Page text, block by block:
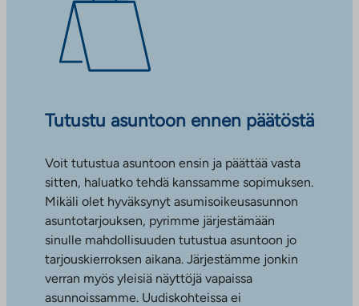
Tutustu asuntoon ennen päätöstä
Voit tutustua asuntoon ensin ja päättää vasta
sitten, haluatko tehdä kanssamme sopimuksen.
Mikäli olet hyväksynyt asumisoikeusasunnon
asuntotarjouksen, pyrimme järjestämään
sinulle mahdollisuuden tutustua asuntoon jo
tarjouskierroksen aikana. Järjestämme jonkin
verran myös yleisiä näyttöjä vapaissa
asunnoissamme. Uudiskohteissa ei